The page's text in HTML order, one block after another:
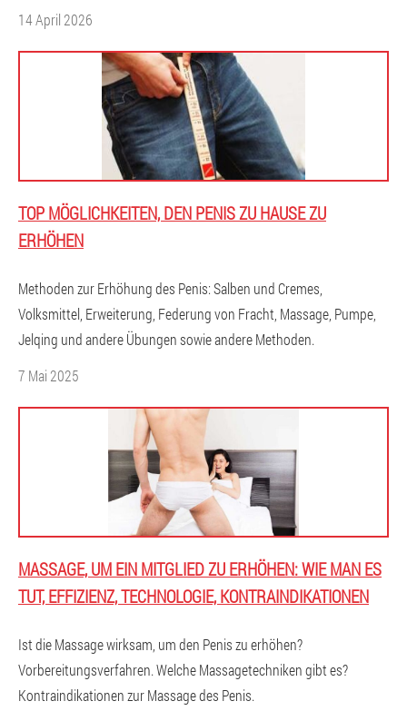
14 April 2026
TOP MÖGLICHKEITEN, DEN PENIS ZU HAUSE ZU
ERHÖHEN
Methoden zur Erhöhung des Penis: Salben und Cremes,
Volksmittel, Erweiterung, Federung von Fracht, Massage, Pumpe,
Jelqing und andere Übungen sowie andere Methoden.
7 Mai 2025
MASSAGE, UM EIN MITGLIED ZU ERHÖHEN: WIE MAN ES
TUT, EFFIZIENZ, TECHNOLOGIE, KONTRAINDIKATIONEN
Ist die Massage wirksam, um den Penis zu erhöhen?
Vorbereitungsverfahren. Welche Massagetechniken gibt es?
Kontraindikationen zur Massage des Penis.